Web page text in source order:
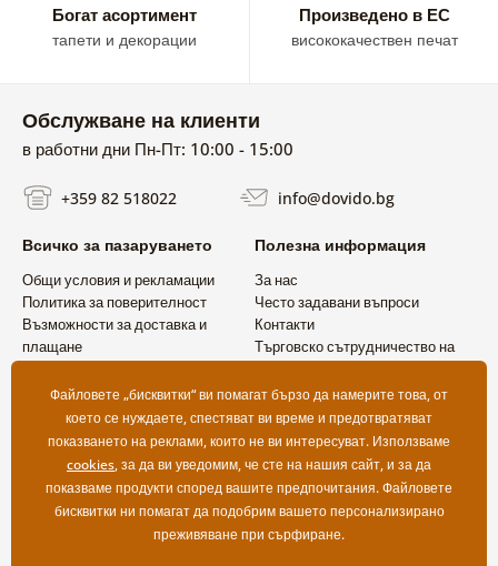
Богат асортимент
тапети и декорации
Произведено в ЕС
висококачествен печат
Обслужване на клиенти
в работни дни Пн-Пт: 10:00 - 15:00
+359 82 518022 info@dovido.bg
Всичко за пазаруването
Общи условия и рекламации
Политика за поверителност
Възможности за доставка и
плащане
Полезна информация
За нас
Често задавани въпроси
Контакти
Търговско сътрудничество на
Файловете „бисквитки“ ви помагат бързо да намерите това, от
което се нуждаете, спестяват ви време и предотвратяват
показването на реклами, които не ви интересуват. Използваме
cookies, за да ви уведомим, че сте на нашия сайт, и за да
показваме продукти според вашите предпочитания. Файловете
бисквитки ни помагат да подобрим вашето персонализирано
преживяване при сърфиране.